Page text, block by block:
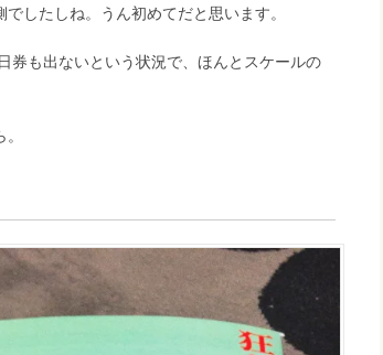
したしね。うん初めてだと思います。
券も出ないという状況で、ほんとスケールの